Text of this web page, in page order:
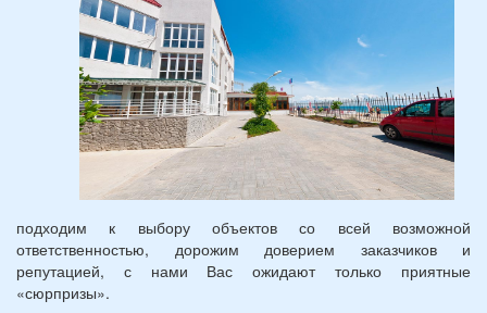
подходим к выбору объектов со всей возможной
ответственностью, дорожим доверием заказчиков и
репутацией, с нами Вас ожидают только приятные
«сюрпризы».